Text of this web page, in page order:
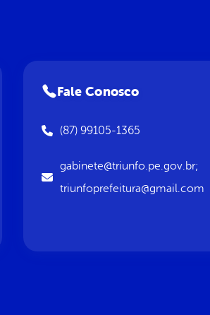
Fale Conosco
(87) 99105-1365
gabinete@triunfo.pe.gov.br;
triunfoprefeitura@gmail.com